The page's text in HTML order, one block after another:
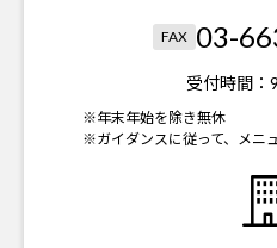
FAX 03-
受付時間：
※年末年始を除き無休
※ガイダンスに従って、メニ